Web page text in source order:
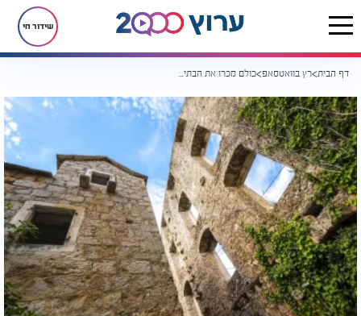
שידור חי
דף הבית רץ בוואטסאפ כולם מכרו את הבתים, אבל הוא סירב. התוצאה הפכה לאטרקציה עולמית